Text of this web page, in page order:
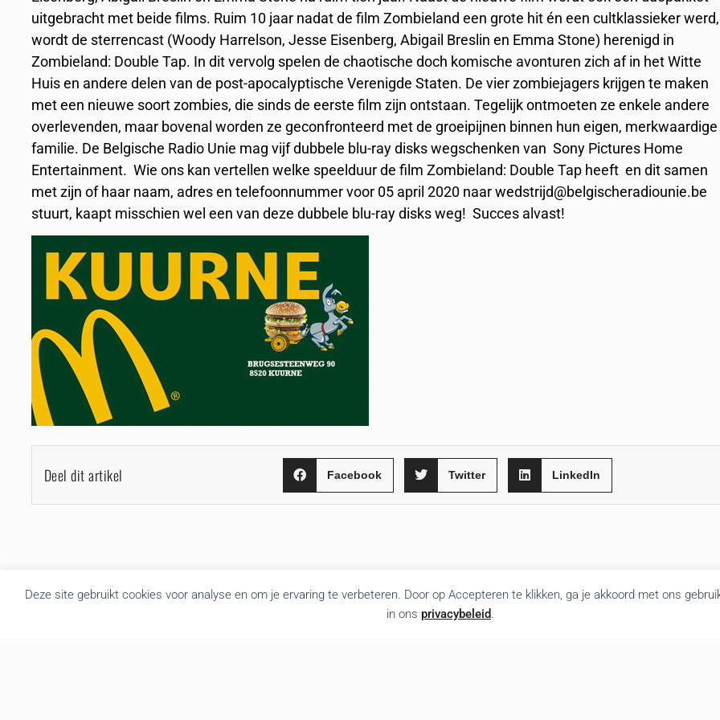
Deze site gebruikt cookies voor analyse en om je ervaring te verbeteren. Door op Accepteren te klikken, ga je akkoord met ons
in ons privacybeleid.
uitgebracht met beide films. Ruim 10 jaar nadat de film Zombieland een grote hit én een cultklassieker werd,
wordt de sterrencast (Woody Harrelson, Jesse Eisenberg, Abigail Breslin en Emma Stone) herenigd in
Zombieland: Double Tap. In dit vervolg spelen de chaotische doch komische avonturen zich af in het Witte
Huis en andere delen van de post-apocalyptische Verenigde Staten. De vier zombiejagers krijgen te maken
met een nieuwe soort zombies, die sinds de eerste film zijn ontstaan. Tegelijk ontmoeten ze enkele andere
overlevenden, maar bovenal worden ze geconfronteerd met de groeipijnen binnen hun eigen, merkwaardige
familie. De Belgische Radio Unie mag vijf dubbele blu-ray disks wegschenken van Sony Pictures Home
Entertainment. Wie ons kan vertellen welke speelduur de film Zombieland: Double Tap heeft en dit samen
met zijn of haar naam, adres en telefoonnummer voor 05 april 2020 naar wedstrijd@belgischeradiounie.be
stuurt, kaapt misschien wel een van deze dubbele blu-ray disks weg! Succes alvast!
Deel dit artikel Facebook Twitter LinkedIn